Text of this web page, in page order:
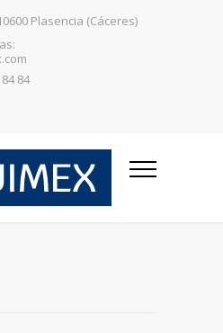
Plasencia (Cáceres)
84